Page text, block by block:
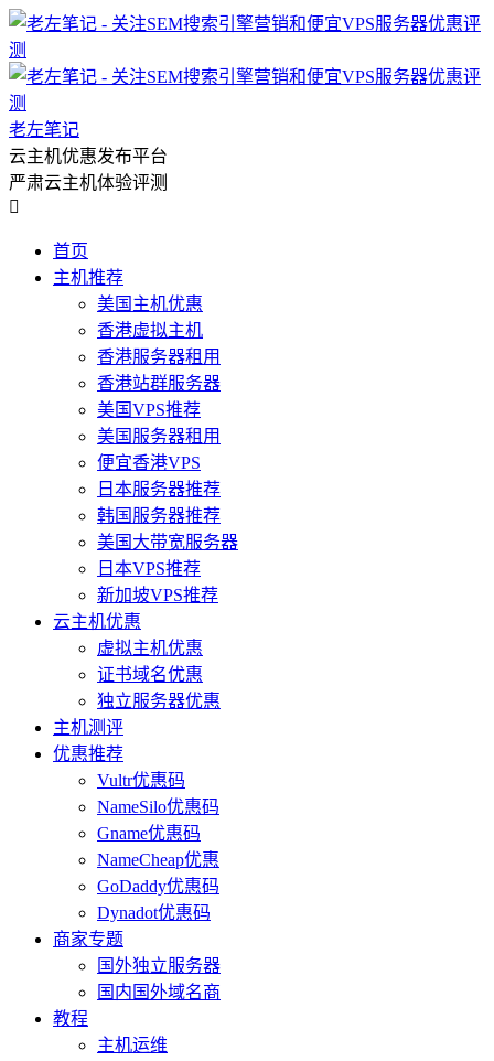
老左笔记
云主机优惠发布平台
严肃云主机体验评测

首页
主机推荐
美国主机优惠
香港虚拟主机
香港服务器租用
香港站群服务器
美国VPS推荐
美国服务器租用
便宜香港VPS
日本服务器推荐
韩国服务器推荐
美国大带宽服务器
日本VPS推荐
新加坡VPS推荐
云主机优惠
虚拟主机优惠
证书域名优惠
独立服务器优惠
主机测评
优惠推荐
Vultr优惠码
NameSilo优惠码
Gname优惠码
NameCheap优惠
GoDaddy优惠码
Dynadot优惠码
商家专题
国外独立服务器
国内国外域名商
教程
主机运维